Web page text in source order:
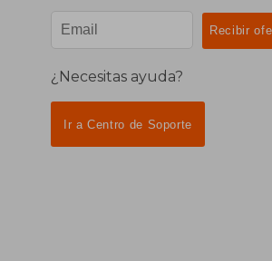
¿Necesitas ayuda?
Ir a Centro de Soporte